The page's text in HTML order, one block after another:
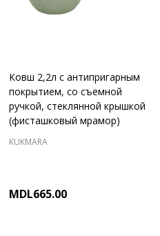
Ковш 2,2л с антипригарным
покрытием, со съемной
ручкой, стеклянной крышкой
(фисташковый мрамор)
KUKMARA
MDL665.00